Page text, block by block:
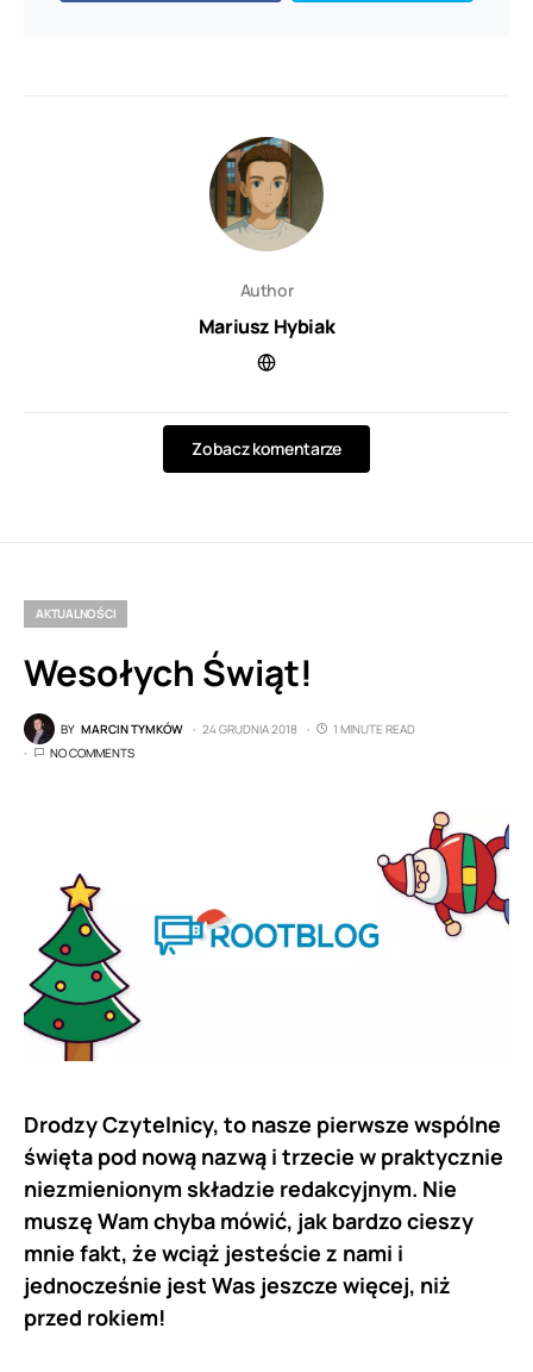
Author
Mariusz Hybiak
Zobacz komentarze
AKTUALNOŚCI
Wesołych Świąt!
BY MARCIN TYMKÓW 24 GRUDNIA 2018
1 MINUTE READ
NO COMMENTS
Drodzy Czytelnicy, to nasze pierwsze wspólne
święta pod nową nazwą i trzecie w praktycznie
niezmienionym składzie redakcyjnym. Nie
muszę Wam chyba mówić, jak bardzo cieszy
mnie fakt, że wciąż jesteście z nami i
jednocześnie jest Was jeszcze więcej, niż
przed rokiem!